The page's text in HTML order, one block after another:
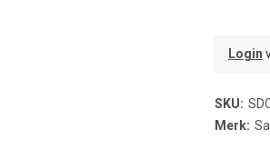
Login
SKU:
Merk: